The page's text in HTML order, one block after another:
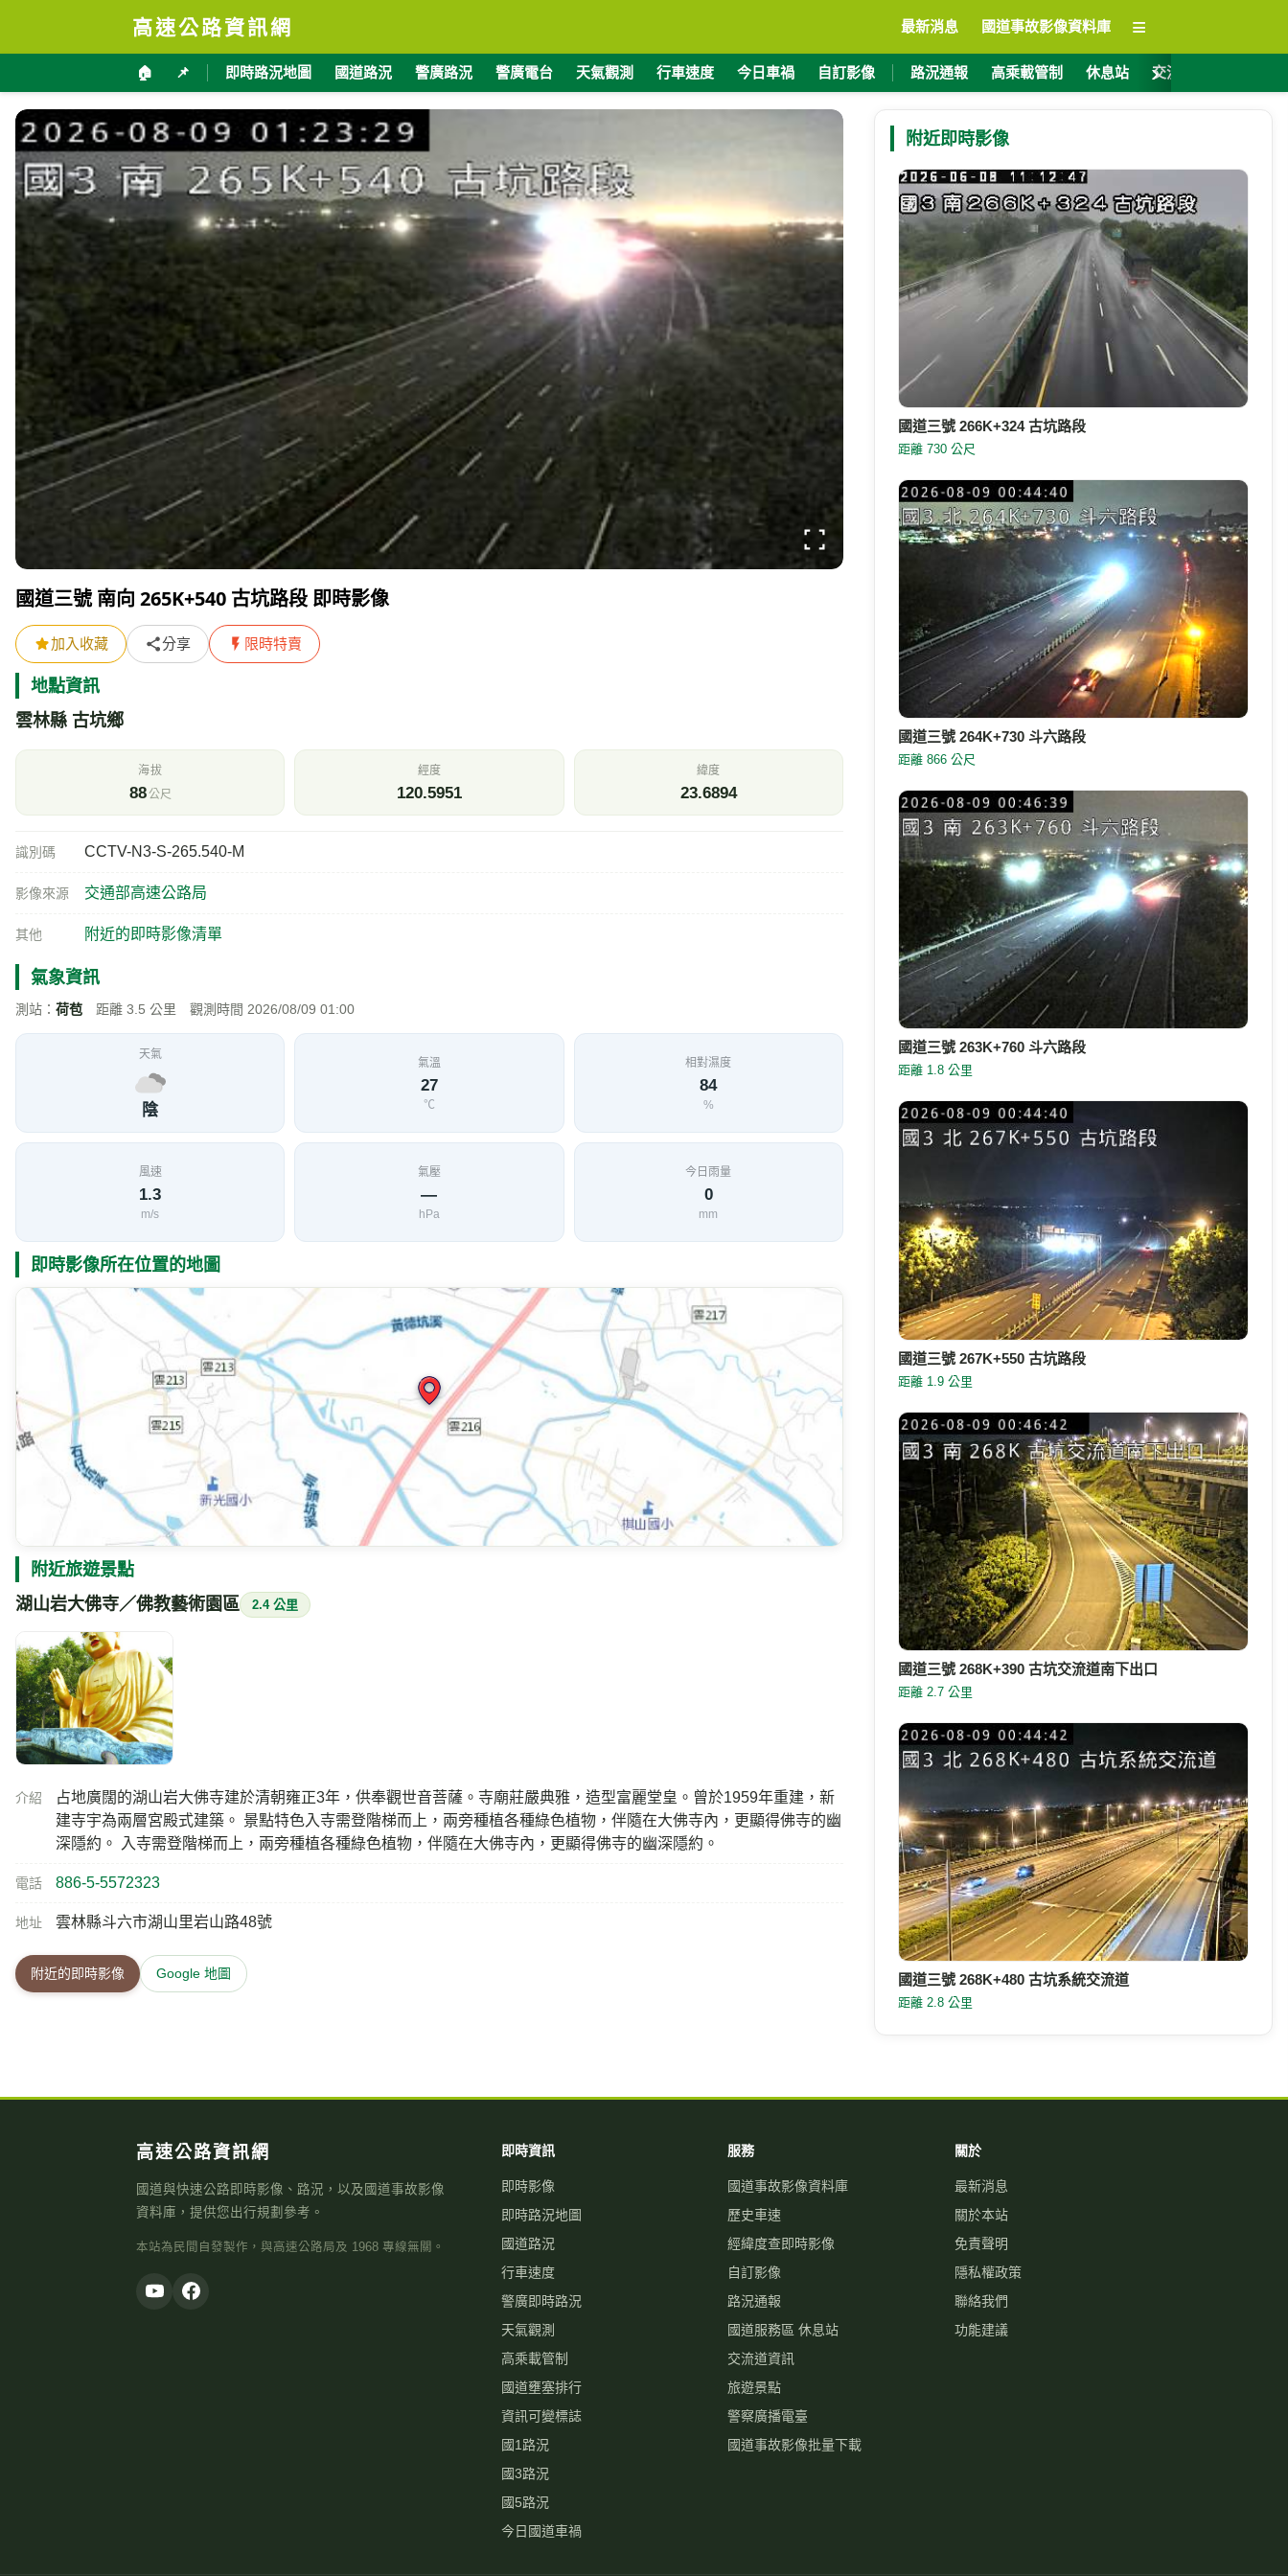
高速公路資訊網 最新消息 國道事故影像資料庫 ≡
🏠 📌 即時路況地圖 國道路況 警廣路況 警廣電台 天氣觀測 行車速度 今日車禍 自訂影像 路況通報 高乘載管制 休息站 交流道資訊
›
國道三號 南向 265K+540 古坑路段 即時影像
加入收藏 分享 限時特賣
地點資訊
雲林縣 古坑鄉
海拔
88公尺
經度
120.5951
緯度
23.6894
識別碼 CCTV-N3-S-265.540-M
影像來源 交通部高速公路局
其他 附近的即時影像清單
氣象資訊
測站： 荷苞 距離 3.5 公里 觀測時間 2026/08/09 01:00
天氣
陰
氣溫
27
℃
相對濕度
84
%
風速
1.3
m/s
氣壓
—
hPa
今日雨量
0
mm
即時影像所在位置的地圖
附近旅遊景點
湖山岩大佛寺／佛教藝術園區 2.4 公里
介紹
占地廣闊的湖山岩大佛寺建於清朝雍正3年，供奉觀世音菩薩。寺廟莊嚴典雅，造型富麗堂皇。曾於1959年重建，新
建寺宇為兩層宮殿式建築。 景點特色入寺需登階梯而上，兩旁種植各種綠色植物，伴隨在大佛寺內，更顯得佛寺的幽
深隱約。 入寺需登階梯而上，兩旁種植各種綠色植物，伴隨在大佛寺內，更顯得佛寺的幽深隱約。
電話 886-5-5572323
地址 雲林縣斗六市湖山里岩山路48號
附近的即時影像 Google 地圖
附近即時影像
國道三號 266K+324 古坑路段
距離 730 公尺
國道三號 264K+730 斗六路段
距離 866 公尺
國道三號 263K+760 斗六路段
距離 1.8 公里
國道三號 267K+550 古坑路段
距離 1.9 公里
國道三號 268K+390 古坑交流道南下出口
距離 2.7 公里
國道三號 268K+480 古坑系統交流道
距離 2.8 公里
高速公路資訊網
國道與快速公路即時影像、路況，以及國道事故影像
資料庫，提供您出行規劃參考。
本站為民間自發製作，與高速公路局及 1968 專線無關。
即時資訊
即時影像
即時路況地圖
國道路況
行車速度
警廣即時路況
天氣觀測
高乘載管制
國道壅塞排行
資訊可變標誌
國1路況
國3路況
國5路況
今日國道車禍
服務
國道事故影像資料庫
歷史車速
經緯度查即時影像
自訂影像
路況通報
國道服務區 休息站
交流道資訊
旅遊景點
警察廣播電臺
國道事故影像批量下載
關於
最新消息
關於本站
免責聲明
隱私權政策
聯絡我們
功能建議